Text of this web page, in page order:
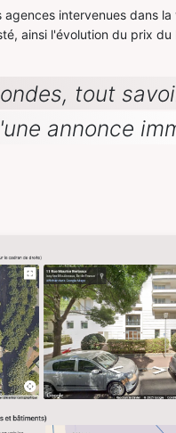
intervenues dans
ainsi l'évolution du prix
tout
annonce